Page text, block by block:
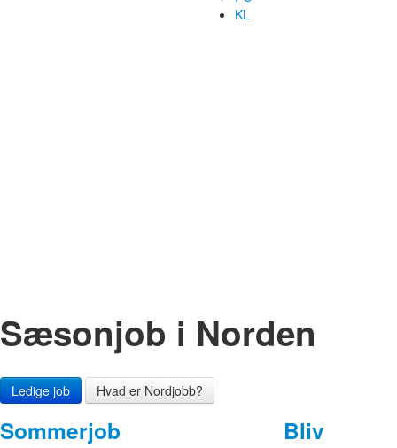
KL
Sæson­job i Norden
Ledige job Hvad er Nordjobb?
Sommerjob
Bliv